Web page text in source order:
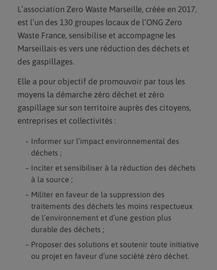
L’association Zero Waste Marseille, créée en 2017,
est l’un des 130 groupes locaux de l’ONG Zero
Waste France, sensibilise et accompagne les
Marseillais·es vers une réduction des déchets et
des gaspillages.
Elle a pour objectif de promouvoir par tous les
moyens la démarche zéro déchet et zéro
gaspillage sur son territoire auprès des citoyens,
entreprises et collectivités :
Informer sur l’impact environnemental des
déchets ;
Inciter et sensibiliser à la réduction des déchets
à la source ;
Militer en faveur de la suppression des
traitements des déchets les moins respectueux
de l’environnement et d’une gestion plus
durable des déchets ;
Proposer des solutions et soutenir toute initiative
ou projet en faveur d’une société zéro déchet.